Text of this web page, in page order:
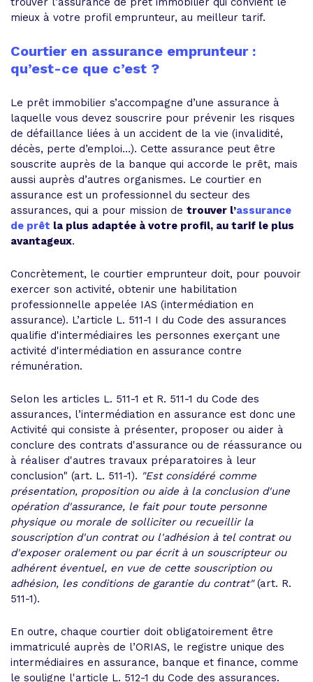
mieux à votre profil emprunteur, au meilleur tarif.
Courtier en assurance emprunteur :
qu’est-ce que c’est ?
Le prêt immobilier s’accompagne d’une assurance à
laquelle vous devez souscrire pour prévenir les risques
de défaillance liées à un accident de la vie (invalidité,
décès, perte d’emploi…). Cette assurance peut être
souscrite auprès de la banque qui accorde le prêt, mais
aussi auprès d’autres organismes. Le courtier en
assurance est un professionnel du secteur des
assurances, qui a pour mission de trouver l’assurance
de prêt la plus adaptée à votre profil, au tarif le plus
avantageux.
Concrètement, le courtier emprunteur doit, pour pouvoir
exercer son activité, obtenir une habilitation
professionnelle appelée IAS (intermédiation en
assurance). L’article L. 511-1 I du Code des assurances
qualifie d'intermédiaires les personnes exerçant une
activité d'intermédiation en assurance contre
rémunération.
Selon les articles L. 511-1 et R. 511-1 du Code des
assurances, l’intermédiation en assurance est donc une
Activité qui consiste à présenter, proposer ou aider à
conclure des contrats d'assurance ou de réassurance ou
à réaliser d'autres travaux préparatoires à leur
conclusion" (art. L. 511-1). "Est considéré comme
présentation, proposition ou aide à la conclusion d'une
opération d'assurance, le fait pour toute personne
physique ou morale de solliciter ou recueillir la
souscription d'un contrat ou l'adhésion à tel contrat ou
d'exposer oralement ou par écrit à un souscripteur ou
adhérent éventuel, en vue de cette souscription ou
adhésion, les conditions de garantie du contrat"(art. R.
511-1).
En outre, chaque courtier doit obligatoirement être
immatriculé auprès de l’ORIAS, le registre unique des
intermédiaires en assurance, banque et finance, comme
le souligne l'article L. 512-1 du Code des assurances.